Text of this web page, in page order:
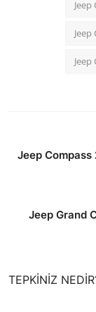
Jeep
Jeep Compass
Jeep Grand
TEPKINIZ